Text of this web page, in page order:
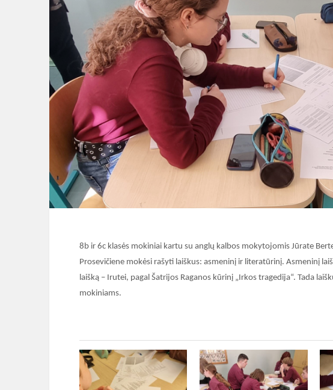
8b ir 6c klasės mokiniai kartu su anglų kalbos mokytojomis Jūrate
Prosevičiene mokėsi rašyti laiškus: asmeninį ir literatūrinį. Asmeninį
laišką – Irutei, pagal Šatrijos Raganos kūrinį „Irkos tragedija“. Tada
mokiniams.